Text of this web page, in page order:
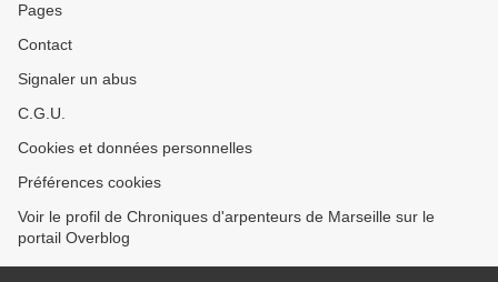
Pages
Contact
Signaler un abus
C.G.U.
Cookies et données personnelles
Préférences cookies
Voir le profil de Chroniques d'arpenteurs de Marseille sur le
portail Overblog